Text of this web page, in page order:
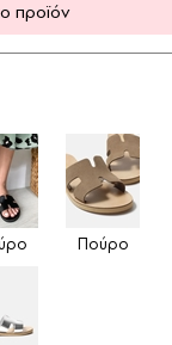
προϊόν
Πούρο